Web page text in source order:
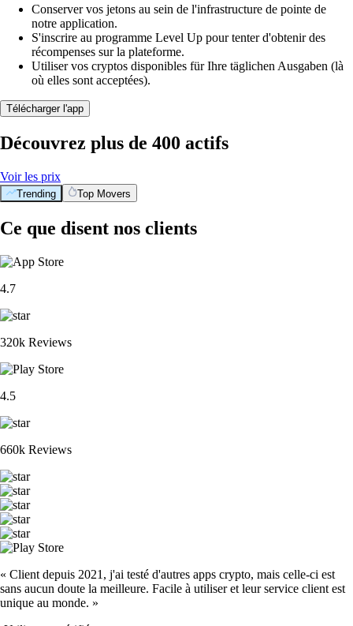
Conserver vos jetons au sein de l'infrastructure de pointe de
notre application.
S'inscrire au programme Level Up pour tenter d'obtenir des
récompenses sur la plateforme.
Utiliser vos cryptos disponibles für Ihre täglichen Ausgaben (là
où elles sont acceptées).
Télécharger l'app
Découvrez plus de 400 actifs
Voir les prix
Trending Top Movers
Ce que disent nos clients
4.7
320k Reviews
4.5
660k Reviews
« Client depuis 2021, j'ai testé d'autres apps crypto, mais celle-ci est
sans aucun doute la meilleure. Facile à utiliser et leur service client est
unique au monde. »